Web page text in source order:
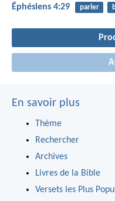
Éphésiens 4:29 parler
En savoir plus
Thème
Rechercher
Archives
Livres de la Bible
Versets les Plus